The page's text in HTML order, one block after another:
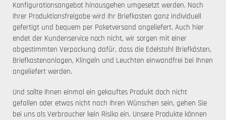
Konfigurationsangebot hinausgehen umgesetzt werden. Nach
Ihrer Produktionsfreigabe wird Ihr Briefkasten ganz individuell
gefertigt und bequem per Paketversand angeliefert. Auch hier
endet der Kundenservice noch nicht, wir sorgen mit einer
abgestimmten Verpackung dafür, dass die Edelstahl Briefkästen,
Briefkastenanlagen, Klingeln und Leuchten einwandfrei bei Ihnen
angeliefert werden.
Und sollte Ihnen einmal ein gekauftes Produkt doch nicht
gefallen oder etwas nicht nach Ihren Wünschen sein, gehen Sie
bei uns als Verbraucher kein Risiko ein. Unsere Produkte können